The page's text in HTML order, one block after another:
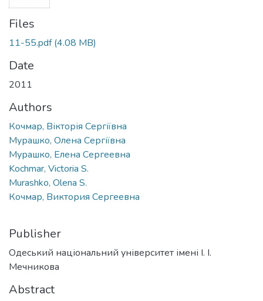
Files
11-55.pdf(4.08 MB)
Date
2011
Authors
Кочмар, Вікторія Сергіївна
Мурашко, Олена Сергіївна
Мурашко, Елена Сергеевна
Kochmar, Victoria S.
Murashko, Olena S.
Кочмар, Виктория Сергеевна
Publisher
Одеський національний університет імені І. І.
Мечникова
Abstract